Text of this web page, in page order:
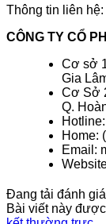
Thông tin liên hệ:
CÔNG TY CỔ
Cơ sở
Gia
Cơ Sở
Q.
Home:
Email:
Đang tải đánh
Bài viết này